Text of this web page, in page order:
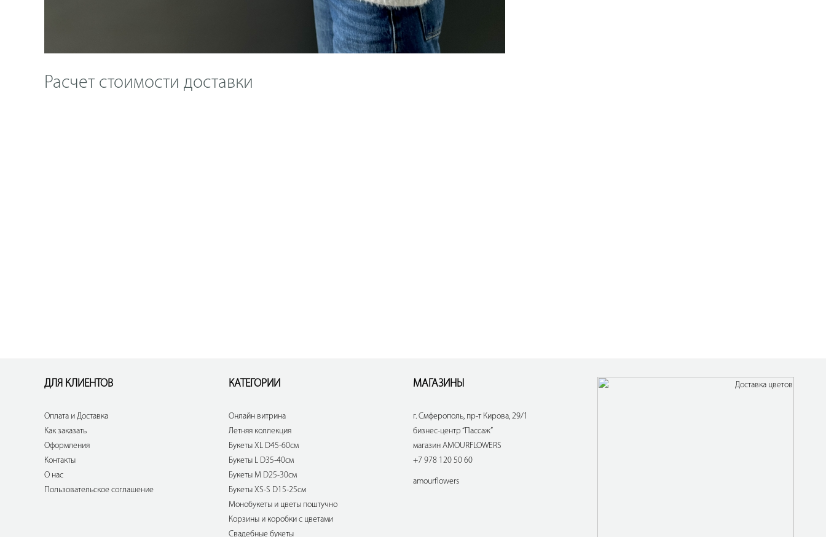
Расчет стоимости доставки
ДЛЯ КЛИЕНТОВ
Оплата и Доставка
Как заказать
Оформления
Контакты
О нас
Пользовательское соглашение
КАТЕГОРИИ
Онлайн витрина
Летняя коллекция
Букеты XL D45-60см
Букеты L D35-40см
Букеты M D25-30см
Букеты XS-S D15-25см
Монобукеты и цветы поштучно
Корзины и коробки с цветами
Свадебные букеты
МАГАЗИНЫ
г. Смферополь, пр-т Кирова, 29/1
бизнес-центр “Пассаж”
магазин AMOURFLOWERS
+7 978 120 50 60
amourflowers